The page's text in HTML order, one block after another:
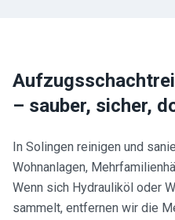
– sauber, sicher,
In Solingen reinigen und
Wohnanlagen,
Wenn sich Hydrauliköl oder
sammelt, entfernen wir die